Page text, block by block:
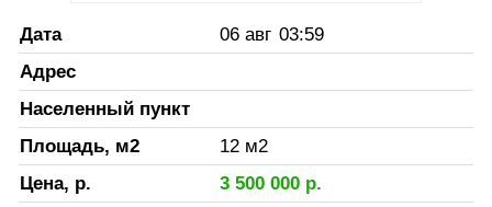
Дата 06 авг 03:59
Адрес
Населенный пункт
Площадь, м2
12 м2
Цена, р.
3 500 000р.